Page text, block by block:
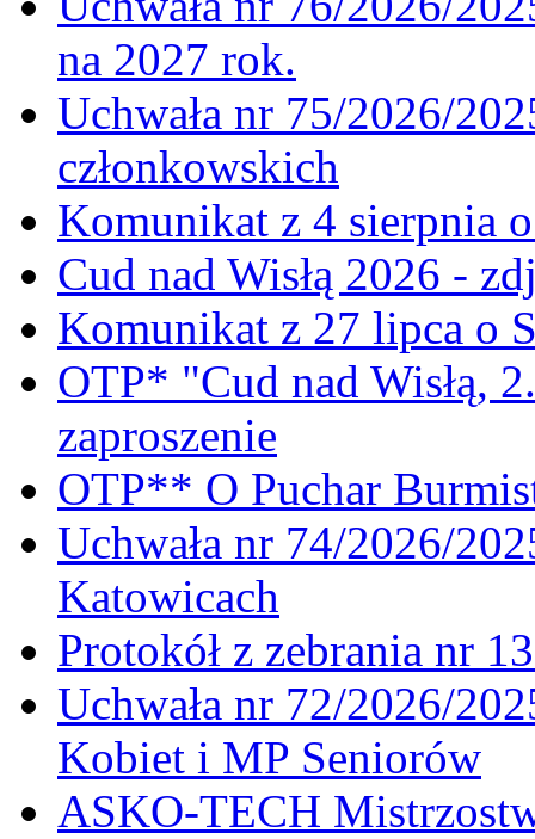
na 2027 rok.
Uchwała nr 75/2026/
członkowskich
Komunikat z 4 sierpnia
Cud nad Wisłą 2026 -
Komunikat z 27 lipca o
OTP* "Cud nad Wisłą,
zaproszenie
OTP** O Puchar
Uchwała nr 74/2026/
Katowicach
Protokół z zebrania nr
Uchwała nr 72/2026/
Kobiet i MP Seniorów
ASKO-TECH